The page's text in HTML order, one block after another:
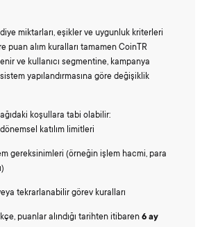
miktarları, eşikler ve uygunluk kriterleri
puan alım kuralları tamamen CoinTR
ve kullanıcı segmentine, kampanya
yapılandırmasına göre değişiklik
koşullara tabi olabilir:
katılım limitleri
gereksinimleri (örneğin işlem hacmi, para
tekrarlanabilir görev kuralları
puanlar alındığı tarihten itibaren 6 ay